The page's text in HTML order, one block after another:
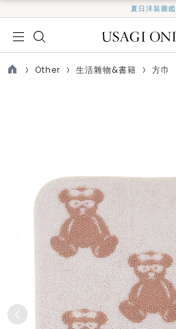
夏日洋裝圖鑑
Other 生活雜物&書籍 方巾